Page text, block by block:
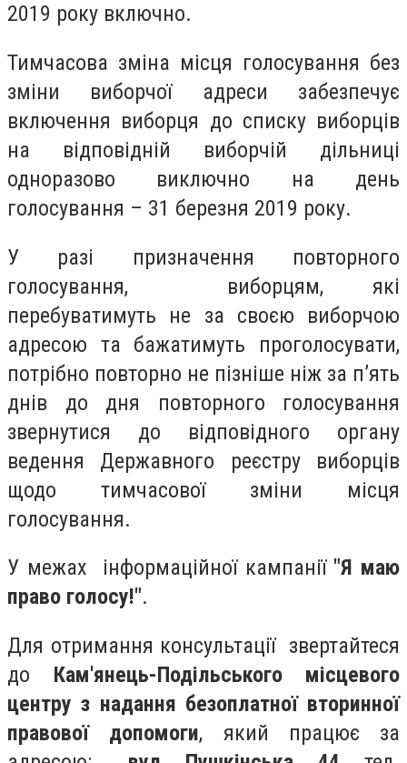
2019 року включно.
Тимчасова зміна місця голосування без
зміни виборчої адреси забезпечує
включення виборця до списку виборців
на відповідній виборчій дільниці
одноразово виключно на день
голосування – 31 березня 2019 року.
У разі призначення повторного
голосування, виборцям, які
перебуватимуть не за своєю виборчою
адресою та бажатимуть проголосувати,
потрібно повторно не пізніше ніж за п’ять
днів до дня повторного голосування
звернутися до відповідного органу
ведення Державного реєстру виборців
щодо тимчасової зміни місця
голосування.
У межах інформаційної кампанії "Я маю
право голосу!".
Для отримання консультації звертайтеся
до Кам'янець-Подільського місцевого
центру з надання безоплатної вторинної
правової допомоги, який працює за